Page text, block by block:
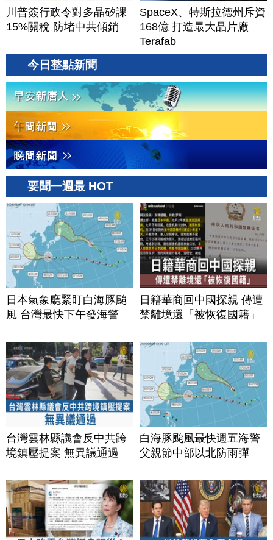
川普簽行政令對多晶矽課
15%關稅 防堵中共傾銷
SpaceX、特斯拉德州斥資
168億 打造最大晶片廠
Terafab
今日整點新聞
要聞一週最 HOT
日本氣象廳緊盯白海豚颱
風 台灣最快下午發海警
日籍華商回中國探親 傳遭
禁離境還「被恢復國籍」
台灣雲林縣議會反中共跨
境鎮壓提案 無異議通過
白海豚颱風最快週五海警
父親節中部以北防雨彈